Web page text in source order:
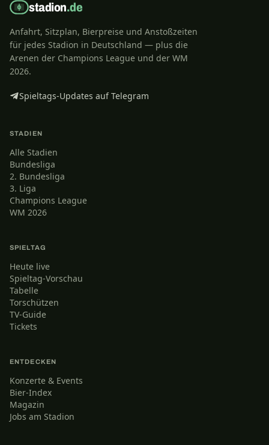
stadion.de
Anfahrt, Sitzplan, Bierpreise und Anstoßzeiten
für jedes Stadion in Deutschland — plus die
Arenen der Champions League und der WM
2026.
Spieltags-Updates auf Telegram
STADIEN
Alle Stadien
Bundesliga
2. Bundesliga
3. Liga
Champions League
WM 2026
SPIELTAG
Heute live
Spieltag-Vorschau
Tabelle
Torschützen
TV-Guide
Tickets
ENTDECKEN
Konzerte & Events
Bier-Index
Magazin
Jobs am Stadion